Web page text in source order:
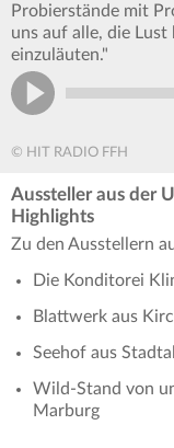
Probierstände mit
uns auf alle, die
einzuläuten."
© HIT RADIO FFH
Aussteller aus der
Highlights
Zu den Ausstellern
Die Konditorei
Blattwerk aus
Seehof aus
Wild-Stand von
Marburg